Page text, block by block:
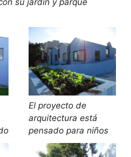
su jardín y parque
El proyecto de
arquitectura está
pensado para niños